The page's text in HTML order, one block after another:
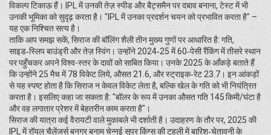
विकल्प टिकाऊ हैं। IPL में उनकी तेज़ स्पीड और बैट्समैन पर दबाव बनाना, टेस्ट में भी
उनकी भूमिका को सुदृढ़ करता है। "IPL में उनका प्रदर्शन चयन को प्रभावित करता है" –
यह एक निश्चित सत्य है।
ताकि आप समझ सकें, सिराज की बॉलिंग शैली तीन मुख्य गुणों पर आधारित है: गति,
साइड‑स्लिप बाउंड्री और तेज़ स्विंग। उन्होंने 2024‑25 में 60‑पेसी रैंकिंग में तीसरे स्थान
पर पहुँचकर अपने विश्व-स्तर के दावों को साबित किया। उनके 2025 के आँकड़े बताते हैं
कि उन्होंने 25 मैच में 78 विकेट लिये, औसत 21.6, और स्ट्राइक‑रेट 23.7। इन आंकड़ों
से यह स्पष्ट होता है कि सिराज न केवल विकेट लेता है, बल्कि खेल के गति को भी नियंत्रित
करता है। इसलिए कहा जा सकता है: "बॉलर के रूप में उनका औसत गति 145 किमी/घंटा है
और वह लगातार प्रेशर में बेहतरीन काम करता है"।
सिराज की यात्रा कई वैरायटी वाले मुकाबले भी दर्शाती है। उदाहरण के तौर पर, 2025 की
IPL में रॉयल चैलेंजर्स बनगर बनाम चेन्नई सुपर किंग्स की टहली में बारिश‑चेतावनी के